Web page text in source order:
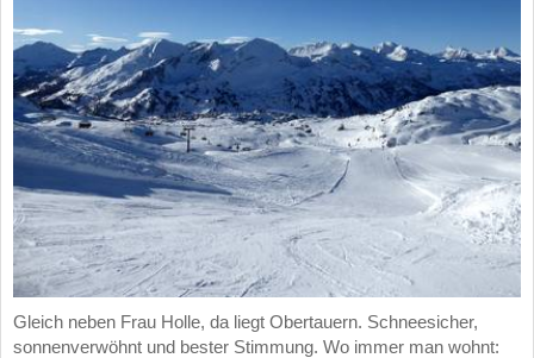
Gleich neben Frau Holle, da liegt Obertauern. Schneesicher,
sonnenverwöhnt und bester Stimmung. Wo immer man wohnt: